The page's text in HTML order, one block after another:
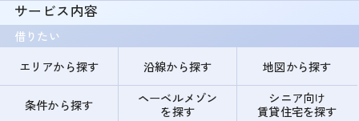
サービス内容
借りたい
エリアから探す
沿線から探す 地図から探す
条件から探す
ヘーベルメゾン
を探す
シニア向け
賃貸住宅を探す